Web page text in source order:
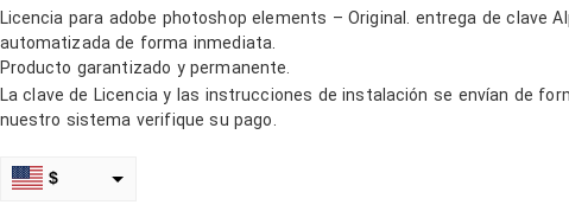
Licencia para adobe photoshop elements – Original. entrega de clave
automatizada de forma inmediata.
Producto garantizado y permanente.
La clave de Licencia y las instrucciones de instalación se envían de
nuestro sistema verifique su pago.
$